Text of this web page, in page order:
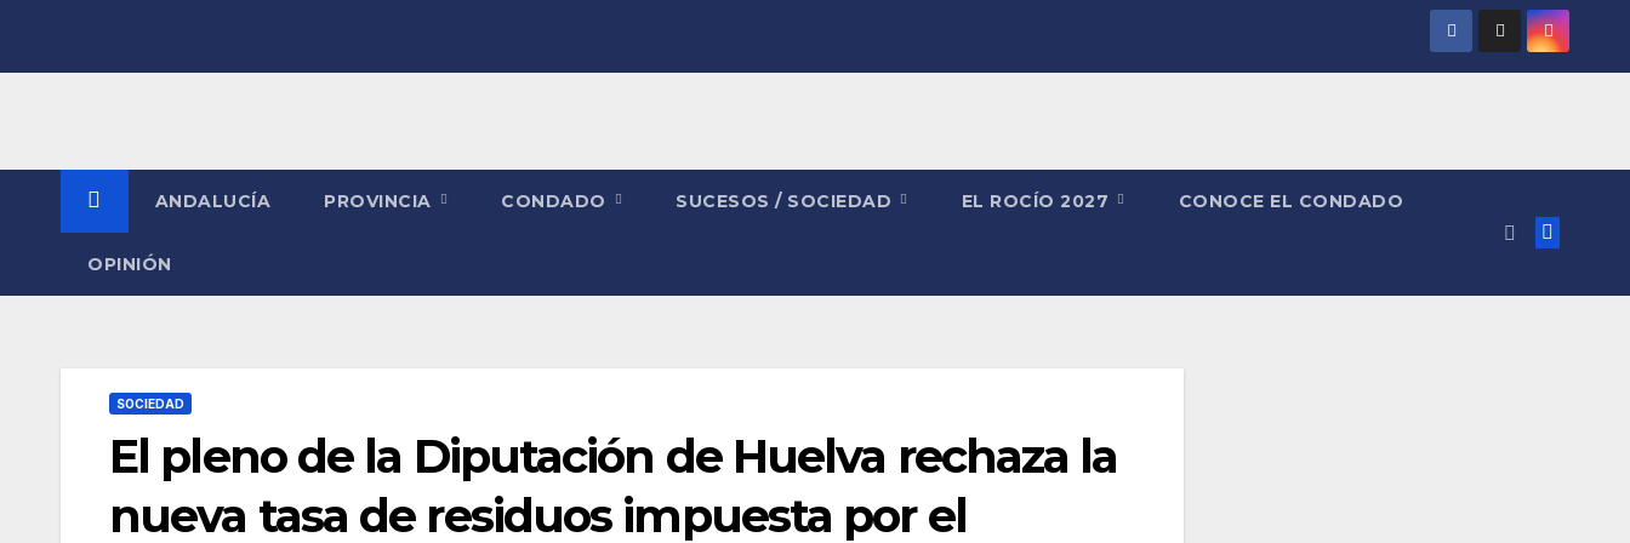
ANDALUCÍA PROVINCIA CONDADO SUCESOS / SOCIEDAD EL ROCÍO 2027 CONOCE EL CONDADO
OPINIÓN
SOCIEDAD
El pleno de la Diputación de Huelva rechaza la
nueva tasa de residuos impuesta por el